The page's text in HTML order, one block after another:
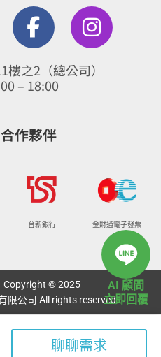
F
a
c
e
b
o
o
-
f
I
n
s
t
m
之2（總公司）
– 18:00
作夥伴
台新銀行 金財通電子發票
Copyright © 2025
限公司 All rights reserved.
AI 顧問
立即回覆
聊聊需求